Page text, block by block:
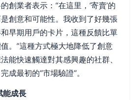
創業者表示：“在這里，‘寄賣’的
創意和可能性。我收到了好幾張
早期用戶的卡片，這種反饋比單
。”這種方式極大地降低了創意
能快速觸達對其感興趣的社群、
成最初的“市場驗證”。
能成長